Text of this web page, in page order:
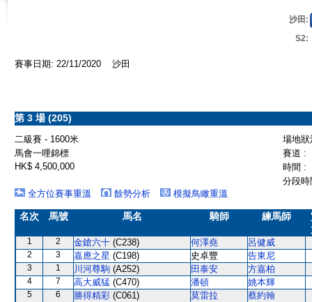
沙田:
S2:
賽事日期: 22/11/2020 沙田
第 3 場 (205)
二級賽 - 1600米
場地
馬會一哩錦標
賽道 :
HK$ 4,500,000
時間 :
分段
全方位賽事重溫
餘勢分析 模擬鳥瞰重溫
名次 馬號 馬名 騎師 練馬師
1 2 金鎗六十 (C238) 何澤堯 呂健威
2 3 嘉應之星 (C198) 史卓豐 告東尼
3 1 川河尊駒 (A252) 田泰安 方嘉柏
4 7 高大威猛 (C470) 潘頓 姚本輝
5 6 勝得精彩 (C061) 莫雷拉 蔡約翰